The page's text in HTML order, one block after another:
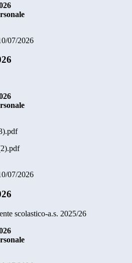
07/2026
07/2026
scolastico-a.s. 2025/26